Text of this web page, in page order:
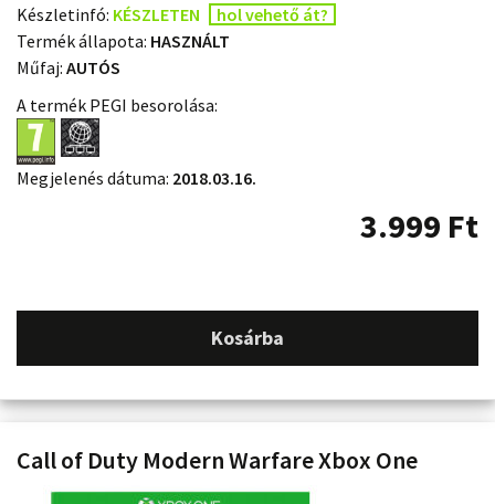
Készletinfó: KÉSZLETEN
hol vehető át?
Termék állapota: HASZNÁLT
Műfaj: AUTÓS
A termék PEGI besorolása:
Megjelenés dátuma: 2018.03.16.
3.999 Ft
Kosárba
Call of Duty Modern Warfare Xbox One